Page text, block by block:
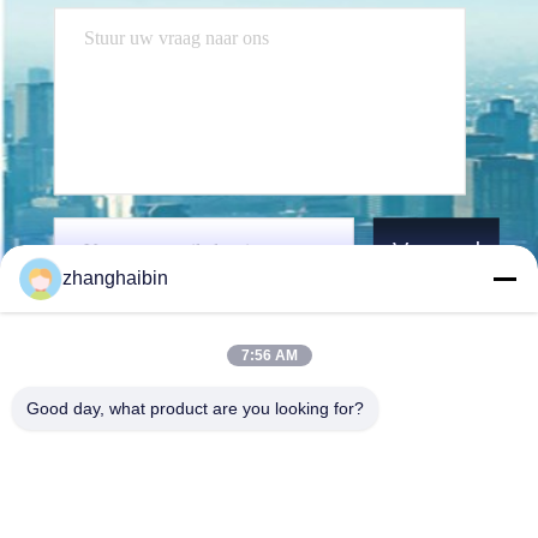
Verzend
zhanghaibin
7:56 AM
Good day, what product are you looking for?